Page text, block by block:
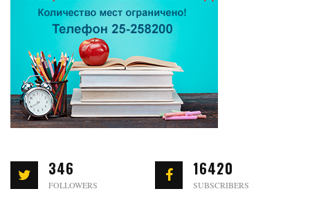
346
FOLLOWERS
16420
SUBSCRIBERS